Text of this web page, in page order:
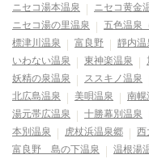
ニセコ湯本温泉
ニセコ黄金
ニセコ湯の里温泉
五色温泉
標津川温泉
富良野 靜内温
いわない温泉
東神楽温泉
妖精の泉温泉
ススキノ温泉
北広島温泉
美唄温泉 南幌
湯元帯広温泉
十勝幕別温泉
本別温泉
虎杖浜温泉郷 西
富良野 島の下温泉
温根湯